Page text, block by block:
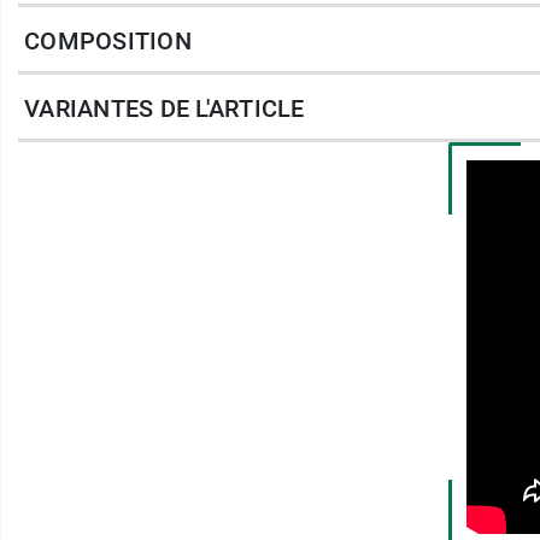
Fini la sensation de lèvres qui tiraillent ou
souples, protégées et sublimées.
Une fois les deux éléments achetés, votre
COMPOSITION
VARIANTES DE L'ARTICLE